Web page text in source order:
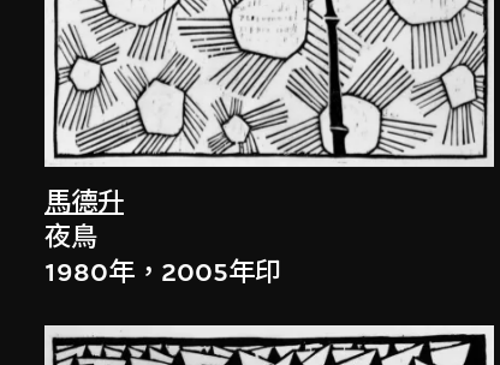
馬德升
夜鳥
1980年，2005年印